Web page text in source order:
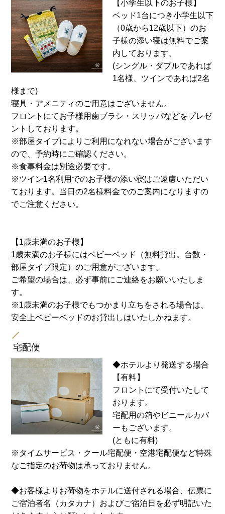
【小学生以下のお子様】
ベッド1台につき小学生以下
（0歳から12歳以下）のお
子様の添い寝は無料でご案
内しております。
(シングル・ダブルであれば
1名様、ツインであれば2名
様まで)
寝具・アメニティのご用意はございません。
フロントにてお子様用歯ブラシ・スリッパなどをプレゼ
ントしております。
※部屋タイプによりご利用になれない場合がございます
ので、予約時にご確認ください。
※食事料金は別途必要です。
※ツイン1名利用でのお子様の添い寝はご遠慮いただい
ております。当日の2名様料金でのご案内になりますの
でご注意ください。
【1歳未満のお子様】
1歳未満のお子様にはベビーベッド（無料貸出。台数・
部屋タイプ限定）のご用意がございます。
ご希望の場合は、必ず事前にご連絡をお願いいたしま
す。
※1歳未満のお子様でもつかまり立ちをされる場合は、
安全上ベビーベッドのお貸出しはいたしかねます。
宅配便
◆ホテルより発送する場合
【有料】
フロントにて受付いたして
おります。
宅配用の箱やビニールカバ
ーもございます。
(ともに有料)
※タイムサービス・クール宅配便・空港宅配便など特殊
なご指定のお荷物は承っておりません。
◆お客様よりお荷物をホテルに送付される場合、伝票に
ご宿泊者名（カタカナ）およびご宿泊日を必ず明記いた